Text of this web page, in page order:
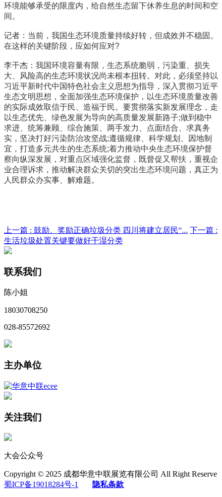
环境能够承受的限度内，给自然生态留下休养生息的时间和空
间。
记者：当前，我国生态环境质量持续好转，但成效并不稳固。
在这样的关键阶段，应如何应对?
李干杰：我国环境容量有限，生态系统脆弱，污染重、损失
大、风险高的生态环境状况尚未根本扭转。对此，必须坚持以
习近平新时代中国特色社会主义思想为指导，深入贯彻习近平
生态文明思想，全面加强生态环境保护，以生态环境质量改善
的实际成效取信于民、造福于民。要贯彻落实新发展理念，走
以生态优先、绿色发展为导向的高质量发展新路子;做到稳中
求进、统筹兼顾、综合施策、两手发力、点面结合、求真务
实，坚决打好污染防治攻坚战;遵循规律、科学规划、因地制
宜，打造多元共生的生态系统;着力推动中央生态环境保护督
察向纵深发展，对重点区域强化监督，既督促又帮扶，重视企
业合理诉求，推动解决群众关切的突出生态环境问题，真正为
人民群众办实事、解难题。
上一篇 : 鼓励、奖励正确垃圾分类 四川将建立居民“... 下一篇 :
生活垃圾处置关键要做好干湿分类
联系我们
陈小姐
18030708250
028-85572692
主办单位
关注我们
大会公众号
Copyright © 2025 成都华意中联展览有限公司 All Right Reserve
蜀ICP备19018284号-1
隐私条款